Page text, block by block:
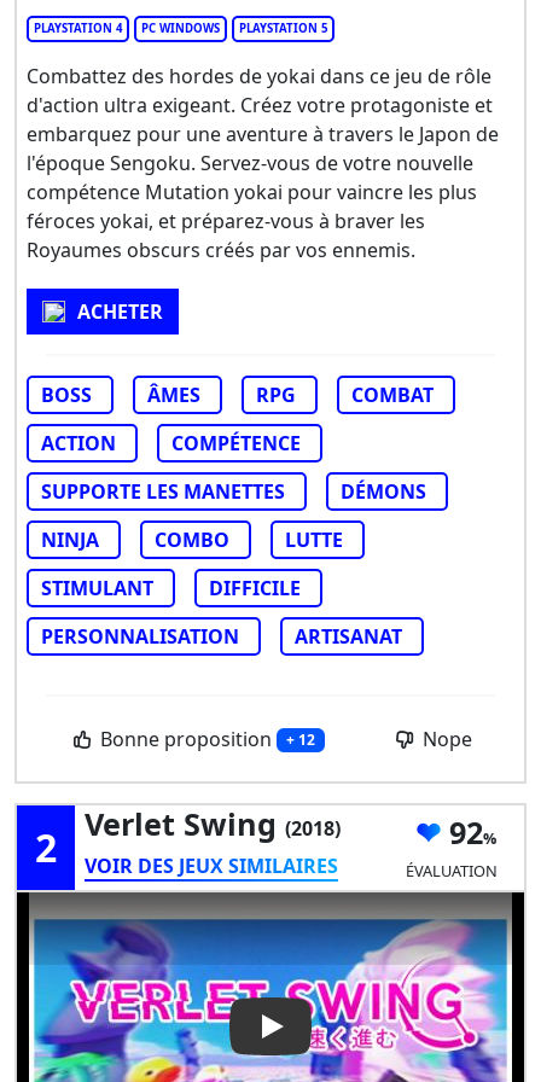
PLAYSTATION 4 PC WINDOWS PLAYSTATION 5
Combattez des hordes de yokai dans ce jeu de rôle
d'action ultra exigeant. Créez votre protagoniste et
embarquez pour une aventure à travers le Japon de
l'époque Sengoku. Servez-vous de votre nouvelle
compétence Mutation yokai pour vaincre les plus
féroces yokai, et préparez-vous à braver les
Royaumes obscurs créés par vos ennemis.
ACHETER
BOSS ÂMES RPG
COMBAT
ACTION
COMPÉTENCE
SUPPORTE LES MANETTES
DÉMONS
NINJA
COMBO
LUTTE
STIMULANT
DIFFICILE
PERSONNALISATION
ARTISANAT
Bonne proposition + 12 Nope
2 Verlet Swing (2018)
VOIR DES JEUX SIMILAIRES
92
ÉVALUATION
Play Video: Verlet Swing